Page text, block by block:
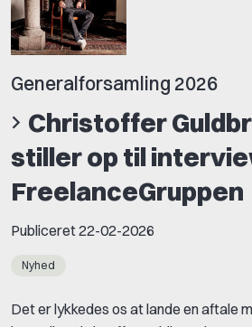
Generalforsamling 2026
Christoffer
stiller op til
FreelanceGruppen
Publiceret22-02-2026
Nyhed
Det er lykkedes os at lande en aftale